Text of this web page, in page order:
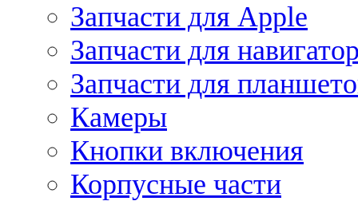
Запчасти для Apple
Запчасти для
Запчасти для
Камеры
Кнопки включения
Корпусные части